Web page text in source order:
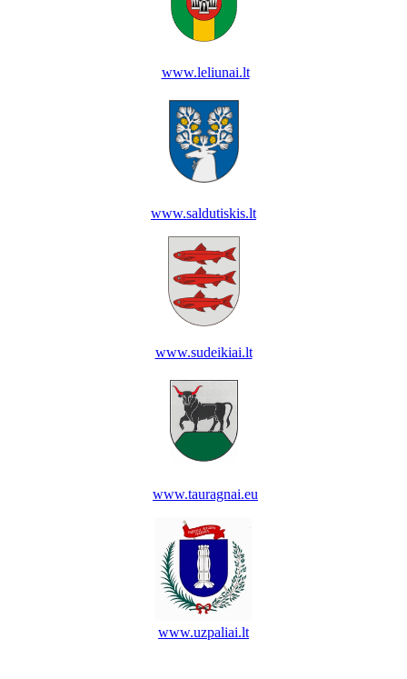
www.leliunai.lt
www.saldutiskis.lt
www.sudeikiai.lt
www.tauragnai.eu
www.uzpaliai.lt